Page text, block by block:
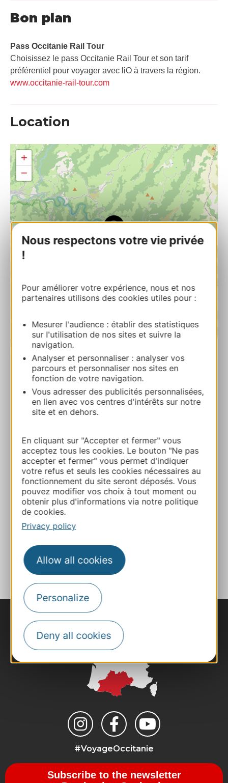
Nous respectons votre vie privée
!
Pour améliorer votre expérience, nous et nos
partenaires utilisons des cookies utiles pour :
Mesurer l'audience : établir des statistiques
sur l'utilisation de nos sites et suivre la
navigation.
Analyser et personnaliser : analyser vos
parcours et personnaliser nos sites en
fonction de votre navigation.
Vous adresser des publicités personnalisées,
en lien avec vos centres d'intérêts sur notre
site et en dehors.
En cliquant sur "Accepter et fermer" vous
acceptez tous les cookies. Le bouton "Ne pas
accepter et fermer" vous permet d'indiquer
votre refus et seuls les cookies nécessaires au
fonctionnement du site seront déposés. Vous
pouvez modifier vos choix à tout moment ou
obtenir plus d'informations via notre politique
de cookies.
Privacy policy
Allow all cookies
Personalize
Deny all cookies
Bon plan
Pass Occitanie Rail Tour​
Choisissez le pass Occitanie Rail Tour et son tarif
préférentiel pour voyager avec liO à travers la région.
www.occitanie-rail-tour.com
Location
+
−
Ste Eulalie d’Olt, village classé parmi les
Plus Beaux Villages de France en Aveyron
12130 SAINTE-EULALIE-D’OLT
+33565478268
E-mail
Website
ADD TO FAVORITES
#VoyageOccitanie
Subscribe to the newsletter